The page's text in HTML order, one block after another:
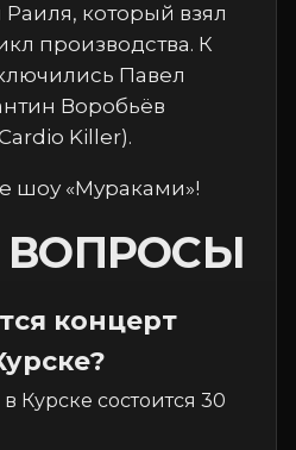
Раиля, который взял
производства. К
Павел
Воробьёв
Killer).
шоу «Мураками»!
ВОПРОСЫ
концерт
Курске состоится 30